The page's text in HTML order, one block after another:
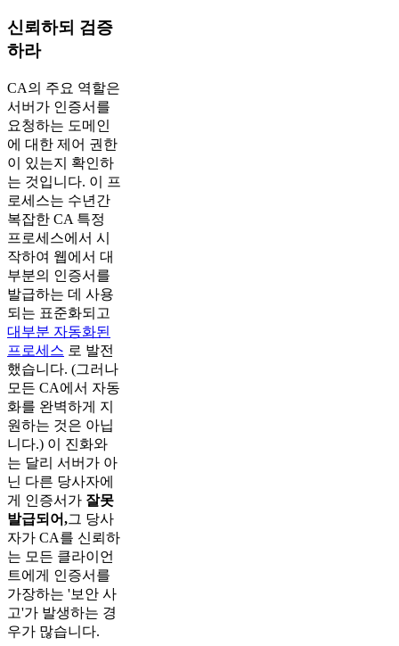
신뢰하되 검증
하라
CA의 주요 역할은
서버가 인증서를
요청하는 도메인
에 대한 제어 권한
이 있는지 확인하
는 것입니다. 이 프
로세스는 수년간
복잡한 CA 특정
프로세스에서 시
작하여 웹에서 대
부분의 인증서를
발급하는 데 사용
되는 표준화되고
대부분 자동화된
프로세스 로 발전
했습니다. (그러나
모든 CA에서 자동
화를 완벽하게 지
원하는 것은 아닙
니다.) 이 진화와
는 달리 서버가 아
닌 다른 당사자에
게 인증서가 잘못
발급되어,그 당사
자가 CA를 신뢰하
는 모든 클라이언
트에게 인증서를
가장하는 '보안 사
고'가 발생하는 경
우가 많습니다.